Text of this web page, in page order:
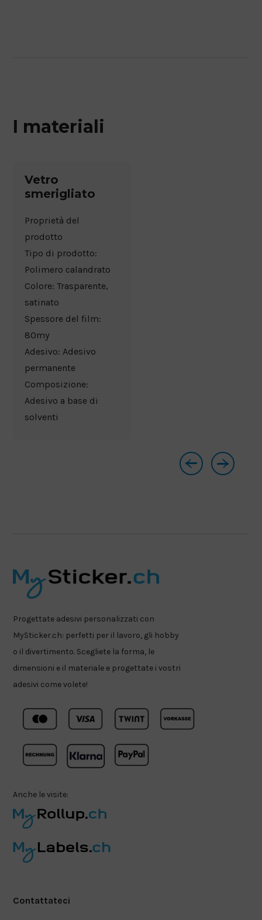
I materiali
Vetro
smerigliato
Proprietà del
prodotto
Tipo di prodotto:
Polimero calandrato
Colore: Trasparente,
satinato
Spessore del film:
80my
Adesivo: Adesivo
permanente
Composizione:
Adesivo a base di
solventi
Progettate adesivi personalizzati con
MySticker.ch: perfetti per il lavoro, gli hobby
o il divertimento. Scegliete la forma, le
dimensioni e il materiale e progettate i vostri
adesivi come volete!
Anche le visite:
Contattateci